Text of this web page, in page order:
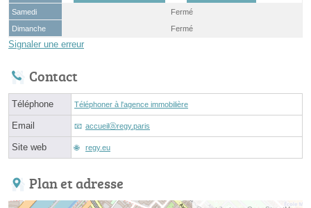
Samedi
Fermé
Dimanche
Fermé
Signaler une erreur
Contact
Téléphone Téléphoner à l'agence immobilière
Email accueilⓐregy.paris
Site web regy.eu
Plan et adresse